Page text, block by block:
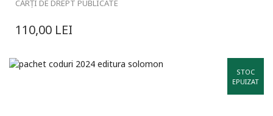
CĂRȚI DE DREPT PUBLICATE
110,00 LEI
STOC
EPUIZAT